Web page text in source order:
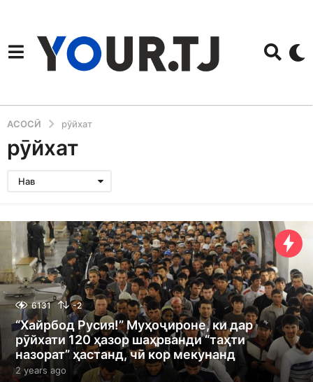
АСОСӢ рӯйхат
рӯйхат
Нав
6131 -2
“Хайрбод Русия!” Муҳоҷироне, ки дар
рӯйхати 120 ҳазор шаҳрванди “таҳти
назорат” ҳастанд, чӣ кор мекунанд
2 years ago